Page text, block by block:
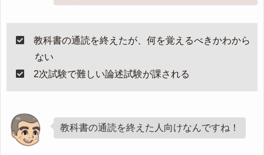
教科書の通読を終えたが、何を覚えるべきかわから
ない
2次試験で難しい論述試験が課される
教科書の通読を終えた人向けなんですね！